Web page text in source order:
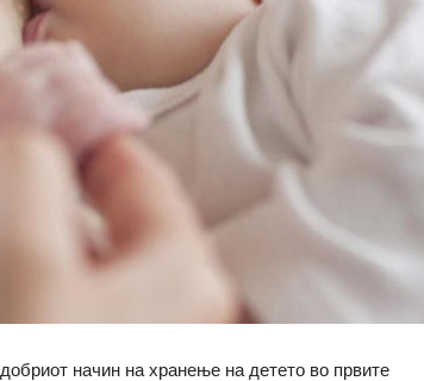
начин на хранење на детето во првите